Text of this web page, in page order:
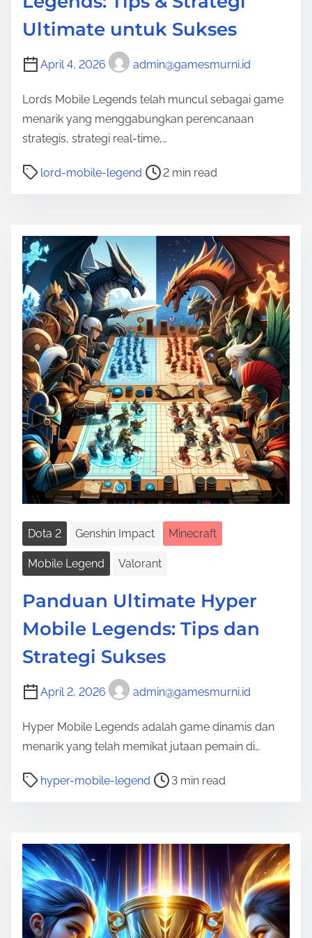
Ultimate untuk Sukses
April 4, 2026 admin@gamesmurni.id
Lords Mobile Legends telah muncul sebagai game
menarik yang menggabungkan perencanaan
strategis, strategi real-time,…
lord-mobile-legend
P
r
e
a
d
t
i
m
e
2 min read
Dota 2 Genshin Impact Minecraft
Mobile Legend Valorant
Panduan Ultimate Hyper
Mobile Legends: Tips dan
Strategi Sukses
April 2, 2026 admin@gamesmurni.id
Hyper Mobile Legends adalah game dinamis dan
menarik yang telah memikat jutaan pemain di…
hyper-mobile-legend
P
r
e
a
d
t
3 min read